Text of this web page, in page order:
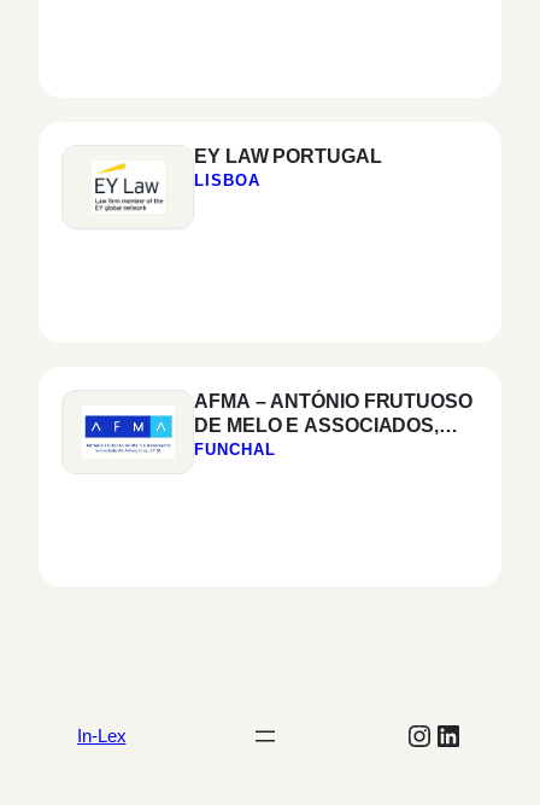
EY LAW PORTUGAL
LISBOA
AFMA – ANTÓNIO FRUTUOSO
DE MELO E ASSOCIADOS,
SOCIEDADE DE
FUNCHAL
In-Lex Instagram
LinkedIn